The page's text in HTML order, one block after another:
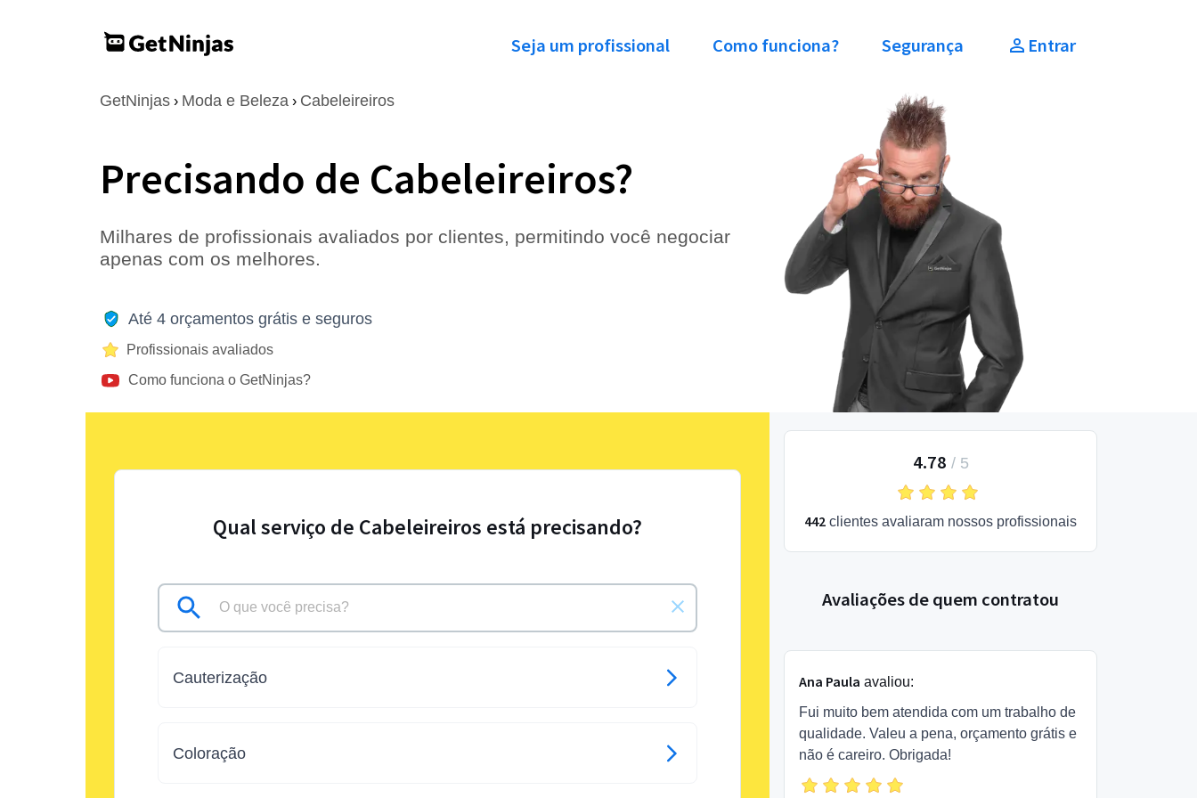
Seja um profissional Como funciona? Segurança Entrar
GetNinjas › Moda e Beleza › Cabeleireiros
Precisando de Cabeleireiros?
Milhares de profissionais avaliados por clientes, permitindo você negociar
apenas com os melhores.
Até 4 orçamentos grátis e seguros
Profissionais avaliados
Como funciona o GetNinjas?
Qual serviço de Cabeleireiros está precisando?
Cauterização
Coloração
4.78 / 5
442 clientes avaliaram nossos profissionais
Avaliações de quem contratou
Ana Paula avaliou:
Fui muito bem atendida com um trabalho de
qualidade. Valeu a pena, orçamento grátis e
não é careiro. Obrigada!